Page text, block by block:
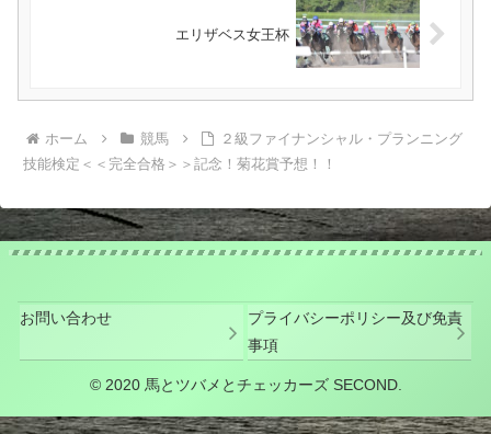
エリザベス女王杯
ホーム 競馬
２級ファイナンシャル・プランニング
技能検定＜＜完全合格＞＞記念！菊花賞予想！！
お問い合わせ
プライバシーポリシー及び免責
事項
© 2020 馬とツバメとチェッカーズ SECOND.